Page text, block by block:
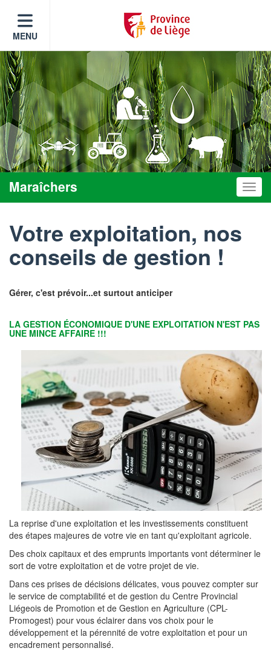
MENU
Maraîchers
Votre exploitation, nos
conseils de gestion !
Gérer, c'est prévoir...et surtout anticiper
LA GESTION ÉCONOMIQUE D'UNE EXPLOITATION N'EST PAS
UNE MINCE AFFAIRE !!!
La reprise d'une exploitation et les investissements constituent
des étapes majeures de votre vie en tant qu'exploitant agricole.
Des choix capitaux et des emprunts importants vont déterminer le
sort de votre exploitation et de votre projet de vie.
Dans ces prises de décisions délicates, vous pouvez compter sur
le service de comptabilité et de gestion du Centre Provincial
Liégeois de Promotion et de Gestion en Agriculture (CPL-
Promogest) pour vous éclairer dans vos choix pour le
développement et la pérennité de votre exploitation et pour un
encadrement personnalisé.